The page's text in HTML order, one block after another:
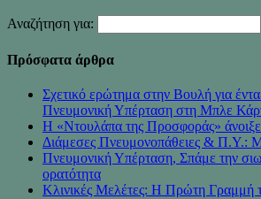
Αναζήτηση για:
Πρόσφατα άρθρα
Σχετικό ερώτημα στην Βουλή για
Πνευμονική Υπέρταση στη Μπλε
Η «Ντουλάπα της Προσφοράς»
Διάμεσες Πνευμονοπάθειες & Π.Υ.:
Πνευμονική Υπέρταση, Σπάμε την
ορατότητα
Κλινικές Μελέτες: Η Πρώτη Γραμμή